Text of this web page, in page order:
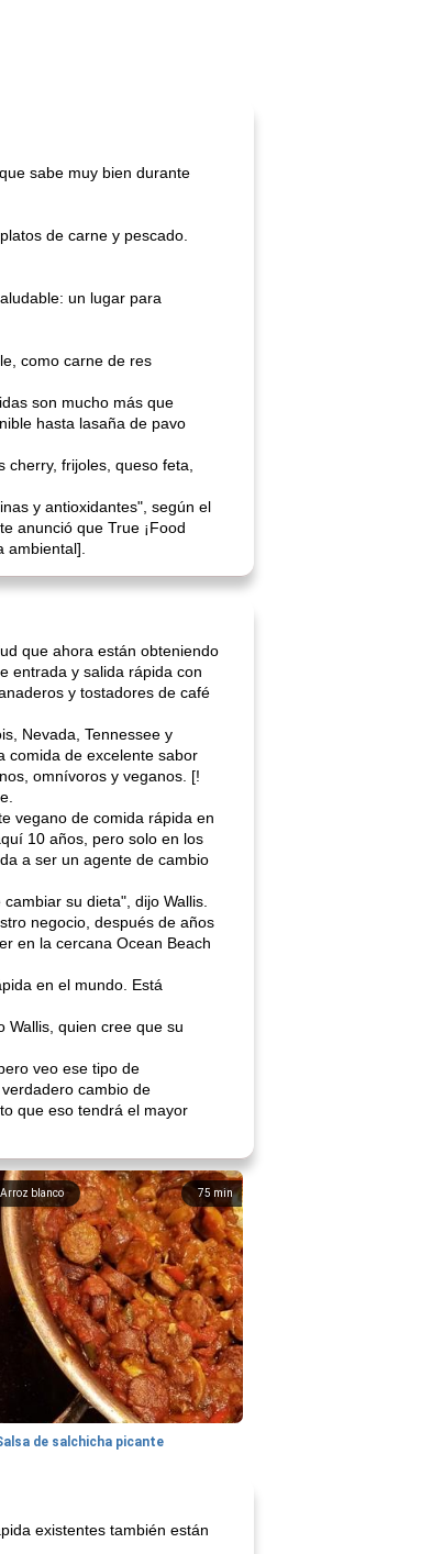
sabe muy bien durante
de carne y pescado.
un lugar para
como carne de res
son mucho más que
hasta lasaña de pavo
frijoles, queso feta,
y antioxidantes", según el
anunció que True ¡Food
que ahora están obteniendo
entrada y salida rápida con
y tostadores de café
Nevada, Tennessee y
comida de excelente sabor
omnívoros y veganos. [!
vegano de comida rápida en
10 años, pero solo en los
a ser un agente de cambio
su dieta", dijo Wallis.
negocio, después de años
en la cercana Ocean Beach
en el mundo. Está
Wallis, quien cree que su
veo ese tipo de
cambio de
que eso tendrá el mayor
75 min
Arroz blanco
de salchicha picante
existentes también están